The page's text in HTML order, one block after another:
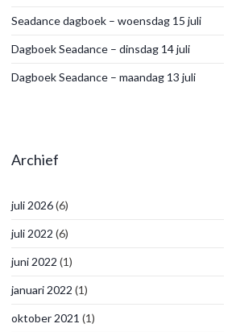
Seadance dagboek – woensdag 15 juli
Dagboek Seadance – dinsdag 14 juli
Dagboek Seadance – maandag 13 juli
Archief
juli 2026(6)
juli 2022 (6)
juni 2022 (1)
januari 2022 (1)
oktober 2021 (1)